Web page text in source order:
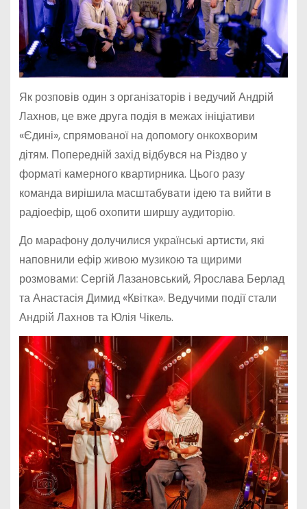
Як розповів один з організаторів і ведучий Андрій
Лахнов, це вже друга подія в межах ініціативи
«Єдині», спрямованої на допомогу онкохворим
дітям. Попередній захід відбувся на Різдво у
форматі камерного квартирника. Цього разу
команда вирішила масштабувати ідею та вийти в
радіоефір, щоб охопити ширшу аудиторію.
До марафону долучилися українські артисти, які
наповнили ефір живою музикою та щирими
розмовами: Сергій Лазановський, Ярослава Берлад
та Анастасія Димид «Квітка». Ведучими події стали
Андрій Лахнов та Юлія Чікель.